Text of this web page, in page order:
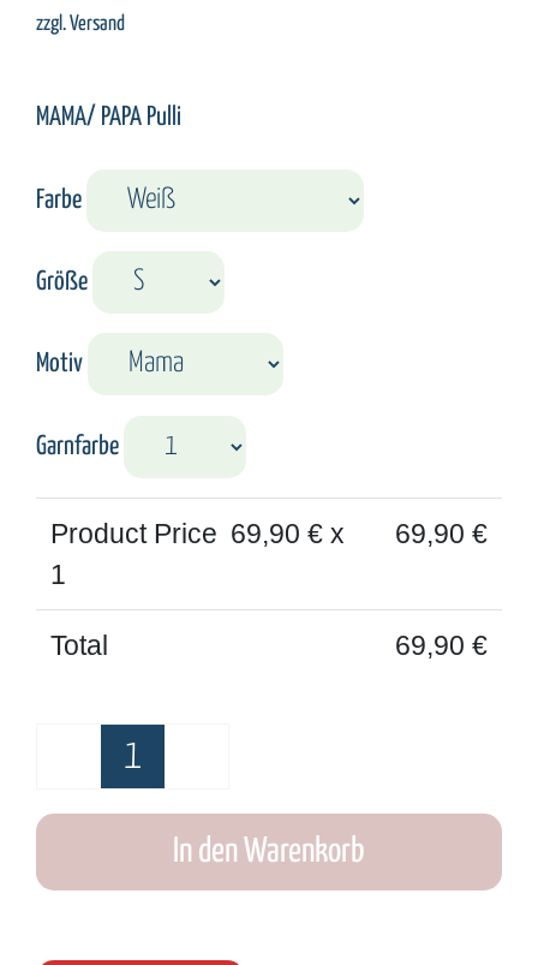
zzgl.Versand
MAMA/ PAPA Pulli
Farbe
Größe
Motiv
Garnfarbe
Product Price 69,90 € x
1
69,90 €
Total 69,90 €
MAMA
/
In den Warenkorb